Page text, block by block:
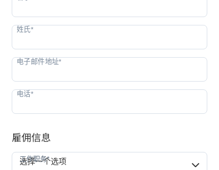
雇佣信息
工作职务*
选择一个选项